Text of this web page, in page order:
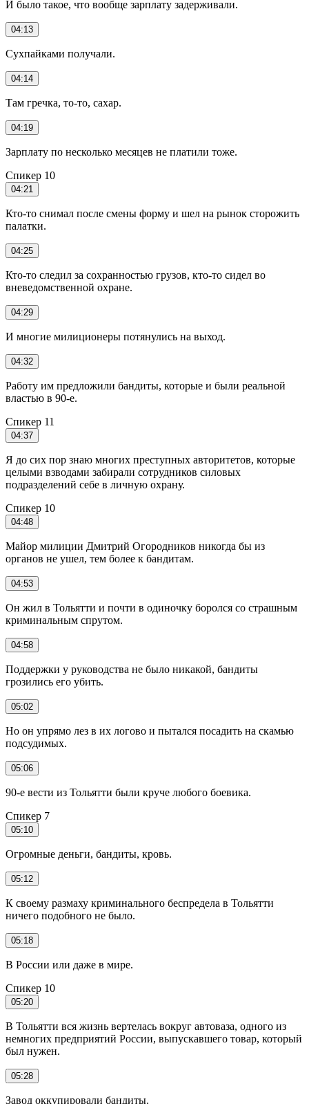
И было такое, что вообще зарплату задерживали.
04:13
Сухпайками получали.
04:14
Там гречка, то-то, сахар.
04:19
Зарплату по несколько месяцев не платили тоже.
Спикер 10
04:21
Кто-то снимал после смены форму и шел на рынок сторожить
палатки.
04:25
Кто-то следил за сохранностью грузов, кто-то сидел во
вневедомственной охране.
04:29
И многие милиционеры потянулись на выход.
04:32
Работу им предложили бандиты, которые и были реальной
властью в 90-е.
Спикер 11
04:37
Я до сих пор знаю многих преступных авторитетов, которые
целыми взводами забирали сотрудников силовых
подразделений себе в личную охрану.
Спикер 10
04:48
Майор милиции Дмитрий Огородников никогда бы из
органов не ушел, тем более к бандитам.
04:53
Он жил в Тольятти и почти в одиночку боролся со страшным
криминальным спрутом.
04:58
Поддержки у руководства не было никакой, бандиты
грозились его убить.
05:02
Но он упрямо лез в их логово и пытался посадить на скамью
подсудимых.
05:06
90-е вести из Тольятти были круче любого боевика.
Спикер 7
05:10
Огромные деньги, бандиты, кровь.
05:12
К своему размаху криминального беспредела в Тольятти
ничего подобного не было.
05:18
В России или даже в мире.
Спикер 10
05:20
В Тольятти вся жизнь вертелась вокруг автоваза, одного из
немногих предприятий России, выпускавшего товар, который
был нужен.
05:28
Завод оккупировали бандиты.